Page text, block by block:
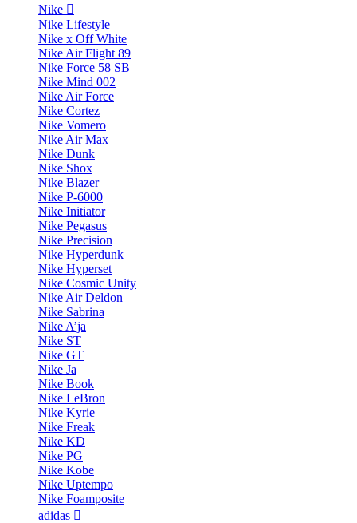
Nike
Nike Lifestyle
Nike x Off White
Nike Air Flight 89
Nike Force 58 SB
Nike Mind 002
Nike Air Force
Nike Cortez
Nike Vomero
Nike Air Max
Nike Dunk
Nike Shox
Nike Blazer
Nike P-6000
Nike Initiator
Nike Pegasus
Nike Precision
Nike Hyperdunk
Nike Hyperset
Nike Cosmic Unity
Nike Air Deldon
Nike Sabrina
Nike A’ja
Nike ST
Nike GT
Nike Ja
Nike Book
Nike LeBron
Nike Kyrie
Nike Freak
Nike KD
Nike PG
Nike Kobe
Nike Uptempo
Nike Foamposite
adidas